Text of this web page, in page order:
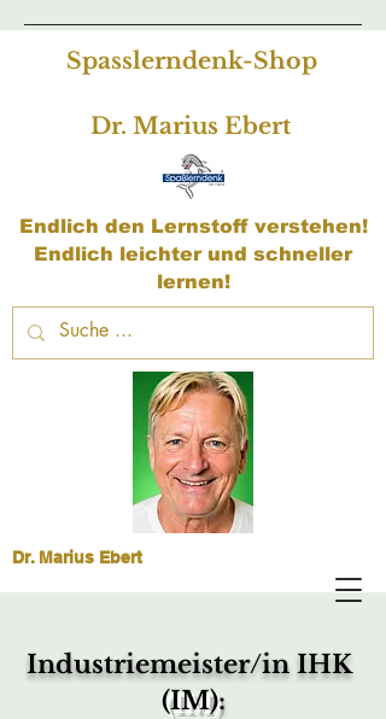
Spasslerndenk-Shop
Dr. Marius Ebert
Endlich den Lernstoff verstehen!
Endlich leichter und schneller
lernen!
Dr. Marius Ebert
Industriemeister/in IHK
(IM):